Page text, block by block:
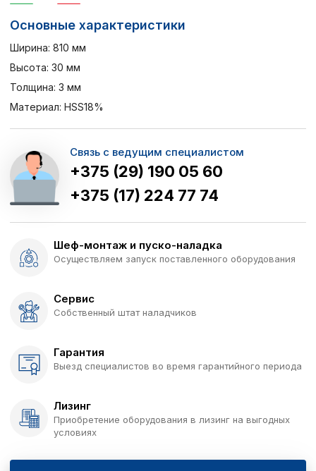
Основные характеристики
Ширина: 810 мм
Высота: 30 мм
Толщина: 3 мм
Материал: HSS18%
Связь с ведущим специалистом
+375 (29) 190 05 60
+375 (17) 224 77 74
Шеф-монтаж и пуско-наладка
Осуществляем запуск поставленного оборудования
Сервис
Собственный штат наладчиков
Гарантия
Выезд специалистов во время гарантийного периода
Лизинг
Приобретение оборудования в лизинг на выгодных
условиях